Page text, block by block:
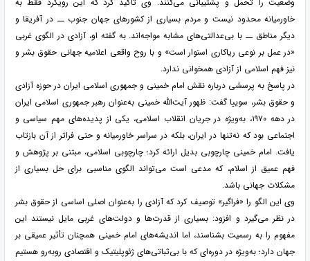
خاورمیانه محدود نیست و مردم بسیاری از کشورهای جهان جنوب ــ در آفریقا و
دیگر مناطق ــ با بی‌عدالتی‌های مشابه مواجه‌اند. به گفته او، آزادی در الگوی غربی
«در عمل بر نوعی ریاکاری استوار است» و با روح واقعی اعلامیه جهانی حقوق بشر و
نیز فهم اسلامی از آزادی همخوانی ندارد.
در پاسخ به پرسشی درباره نقش امام خمینی و جمهوری اسلامی ایران در حوزه آزادی
و حقوق بشر، سوییا گفت: ظهور آیت‌الله خمینی به‌عنوان رهبر جمهوری اسلامی ایران
در دهه ۱۹۷۰، به‌ویژه در جریان انقلاب اسلامی، یکی از پدیده‌های مهم سیاسی و
اجتماعی بود که نه‌تنها در ایران، بلکه در سراسر خاورمیانه و حتی فراتر از آن بازتاب
یافت. امام خمینی چارچوبی بدیل ارائه کرد؛ چارچوبی اسلامی، مبتنی بر پژوهش و
فهم عمیق از اسلام، که مدعی است می‌تواند الگوی مناسبی برای حل بسیاری از
مشکلات جهانی باشد.
وی این الگو را «فراگیر» توصیف کرد که آزادی را به‌عنوان اصلی اساسی از حقوق بشر
در نظر می‌گیرد و افزود: بسیاری از قدرت‌ها و دولت‌های غربی مایل نیستند این
مفهوم را به رسمیت بشناسند، اما اندیشه‌های امام خمینی همچنان تأثیر عمیقی بر
جهان دارد؛ به‌ویژه در دوره‌ای که با بی‌ثباتی‌های ژئوپلیتیک و اقتصادی روبه‌رو هستیم